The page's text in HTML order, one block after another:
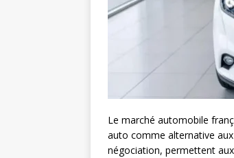
Le marché automobile
auto comme alternative
négociation, permettent